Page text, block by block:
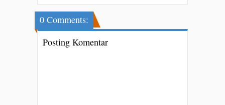
0 Comments:
Posting Komentar